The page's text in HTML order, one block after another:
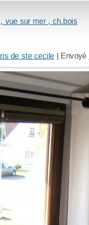
vue sur mer , ch.bois
de ste cecile | Envoyé